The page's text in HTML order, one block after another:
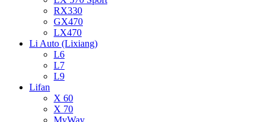
RX330
GX470
LX470
Li Auto (Lixiang)
L6
L7
L9
Lifan
X 60
X 70
MyWay